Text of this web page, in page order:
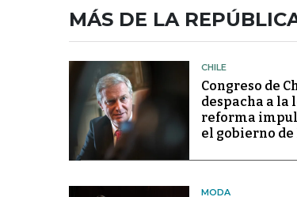
MÁS DE LA
CHILE
Congreso de
despacha a la
reforma
el gobierno de
MODA